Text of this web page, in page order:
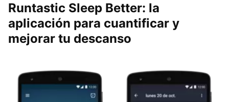
Runtastic Sleep Better: la
aplicación para cuantificar y
mejorar tu descanso